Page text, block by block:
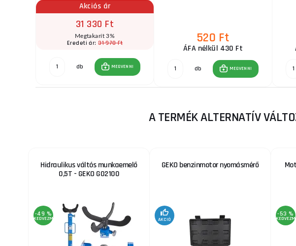
Akciós ár
31 330 Ft
Megtakarít 3%
Eredeti ár:31 970 Ft
db MEGVENNI
520 Ft
ÁFA nélkül 430 Ft
db MEGVENNI
A TERMÉK ALTERNATÍV
Hidraulikus váltós munkaemelő
0,5T - GEKO G02100
-49 %
KEDVEZMÉNY
GEKO benzinmotor nyomásmérő
AKCIÓ
-53 %